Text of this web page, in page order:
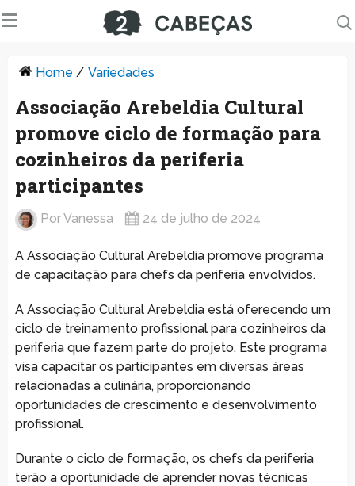
Home / Variedades
Associação Arebeldia Cultural
promove ciclo de formação para
cozinheiros da periferia
participantes
PorVanessa 24 de julho de 2024
A Associação Cultural Arebeldia promove programa
de capacitação para chefs da periferia envolvidos.
A Associação Cultural Arebeldia está oferecendo um
ciclo de treinamento profissional para cozinheiros da
periferia que fazem parte do projeto. Este programa
visa capacitar os participantes em diversas áreas
relacionadas à culinária, proporcionando
oportunidades de crescimento e desenvolvimento
profissional.
Durante o ciclo de formação, os chefs da periferia
terão a oportunidade de aprender novas técnicas